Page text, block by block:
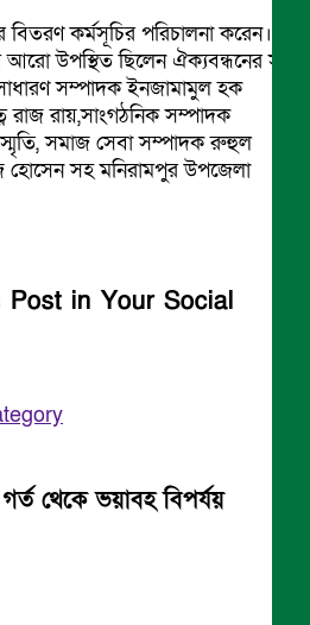
কর্মসূচির পরিচালনা করেন।
উপস্থিত ছিলেন ঐক্যবন্ধনের সহ-
সম্পাদক ইনজামামুল হক
রাজ রায়,সাংগঠনিক সম্পাদক
সমাজ সেবা সম্পাদক রুহুল
হোসেন সহ মনিরামপুর উপজেলা
in Your Social
থেকে ভয়াবহ বিপর্যয়